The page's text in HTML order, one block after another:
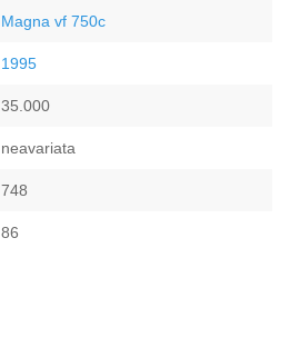
Magna vf 750c
1995
35.000
neavariata
748
86